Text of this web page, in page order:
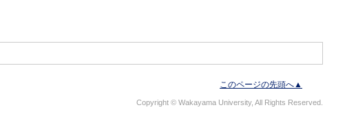
このページの先頭へ▲
Copyright © Wakayama University, All Rights Reserved.